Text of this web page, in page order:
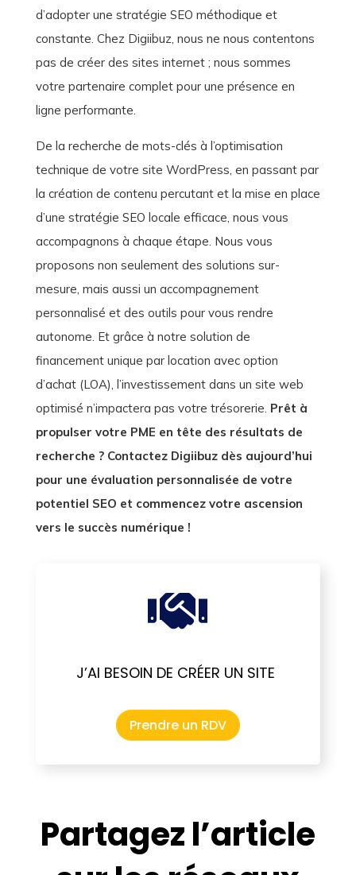
d’adopter une stratégie SEO méthodique et
constante. Chez Digiibuz, nous ne nous contentons
pas de créer des sites internet ; nous sommes
votre partenaire complet pour une présence en
ligne performante.
De la recherche de mots-clés à l’optimisation
technique de votre site WordPress, en passant par
la création de contenu percutant et la mise en place
d’une stratégie SEO locale efficace, nous vous
accompagnons à chaque étape. Nous vous
proposons non seulement des solutions sur-
mesure, mais aussi un accompagnement
personnalisé et des outils pour vous rendre
autonome. Et grâce à notre solution de
financement unique par location avec option
d’achat (LOA), l’investissement dans un site web
optimisé n’impactera pas votre trésorerie. Prêt à
propulser votre PME en tête des résultats de
recherche ? Contactez Digiibuz dès aujourd’hui
pour une évaluation personnalisée de votre
potentiel SEO et commencez votre ascension
vers le succès numérique !

J’AI BESOIN DE CRÉER UN SITE
Prendre un RDV
Partagez l’article